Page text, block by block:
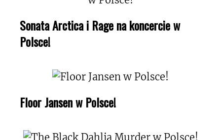
Sonata Arctica i Rage na koncercie w
Polsce!
Floor Jansen w Polsce!